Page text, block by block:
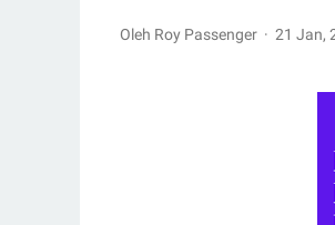
Oleh Roy Passenger 21 Jan,